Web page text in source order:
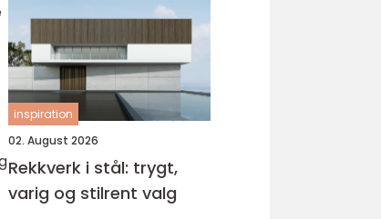
inspiration
02. August 2026
Rekkverk i stål: trygt,
varig og stilrent valg